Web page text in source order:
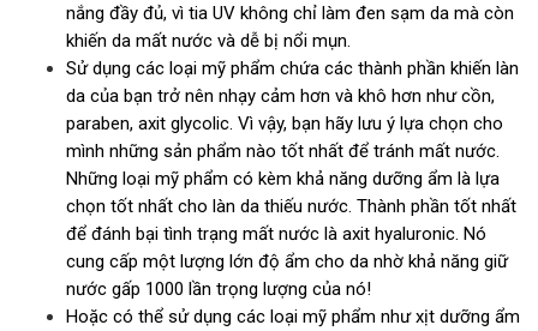
nắng đầy đủ, vì tia UV không chỉ làm đen sạm da mà còn
khiến da mất nước và dễ bị nổi mụn.
Sử dụng các loại mỹ phẩm chứa các thành phần khiến làn
da của bạn trở nên nhạy cảm hơn và khô hơn như cồn,
paraben, axit glycolic. Vì vậy, bạn hãy lưu ý lựa chọn cho
mình những sản phẩm nào tốt nhất để tránh mất nước.
Những loại mỹ phẩm có kèm khả năng dưỡng ẩm là lựa
chọn tốt nhất cho làn da thiếu nước. Thành phần tốt nhất
để đánh bại tình trạng mất nước là axit hyaluronic. Nó
cung cấp một lượng lớn độ ẩm cho da nhờ khả năng giữ
nước gấp 1000 lần trọng lượng của nó!
Hoặc có thể sử dụng các loại mỹ phẩm như xịt dưỡng ẩm